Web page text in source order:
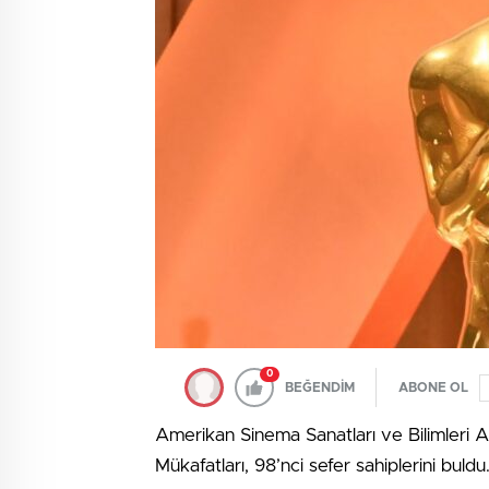
0
BEĞENDİM ABONE OL
Amerikan Sinema Sanatları ve Bilimleri
Mükafatları, 98’nci sefer sahiplerini buldu.